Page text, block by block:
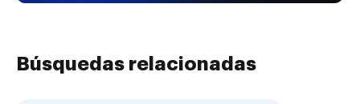
Búsquedas relacionadas